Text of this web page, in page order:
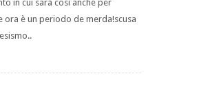
in cui sarà così anche per
ora è un periodo de merda!scusa